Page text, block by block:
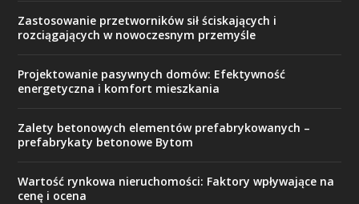
Zastosowanie przetworników sił ściskających i
rozciągających w nowoczesnym przemyśle
Projektowanie pasywnych domów: Efektywność
energetyczna i komfort mieszkania
Zalety betonowych elementów prefabrykowanych –
prefabrykaty betonowe Bytom
Wartość rynkowa nieruchomości: Faktory wpływające na
cenę i ocena